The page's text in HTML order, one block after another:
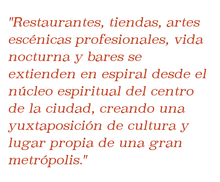
"Restaurantes, tiendas, artes
escénicas profesionales, vida
nocturna y bares se
extienden en espiral desde el
núcleo espiritual del centro
de la ciudad, creando una
yuxtaposición de cultura y
lugar propia de una gran
metrópolis."